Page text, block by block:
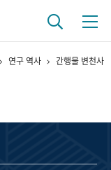
연구자들
연구 역사 간행물 변천사